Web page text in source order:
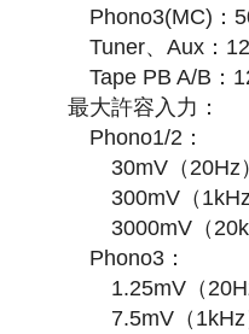
Phono3(MC)：
Tuner、Aux：
Tape PB A/B：
最大許容入力：
Phono1/2：
30mV（20Hz）
300mV（1kHz
3000mV（
Phono3：
1.25mV（20Hz
7.5mV（1kHz